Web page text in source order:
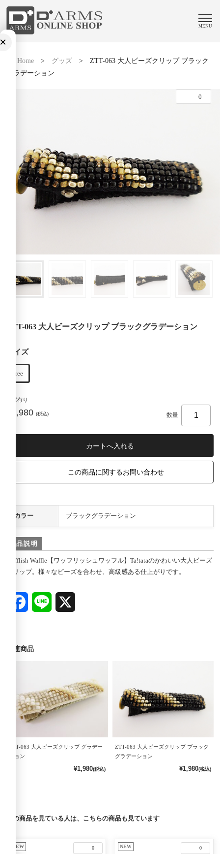
MENU
Home> グッズ> ZTT-063 大人ビーズクリップ ブラック
グラデーション
0
ZTT-063 大人ビーズクリップ ブラックグラデーション
サイズ
free
在庫有り
¥1,980 (税込) 数量
この商品に関するお問い合わせ
カラー ブラックグラデーション
商品説明
Wafflish Waffle【ワッフリッシュワッフル】Ta!tataのかわいい大人ビーズ
クリップ。様々なビーズを合わせ、高級感ある仕上がりです。
FacebookLine
関連商品
ZTT-063 大人ビーズクリップ グラデー
ション
¥1,980(税込)
ZTT-063 大人ビーズクリップ ブラック
グラデーション
¥1,980(税込)
この商品を見ている人は、こちらの商品も見ています
0
NEW 0
NEW
×